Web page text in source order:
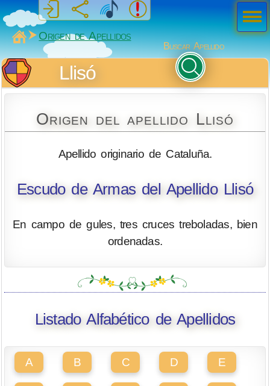
MiSabueso
Origen de Apellidos
Buscar Apellido
Llisó
Origen del apellido Llisó
Apellido originario de Cataluña.
Escudo de Armas del Apellido Llisó
En campo de gules, tres cruces treboladas, bien
ordenadas.
Listado Alfabético de Apellidos
A B C D E
Men
ú